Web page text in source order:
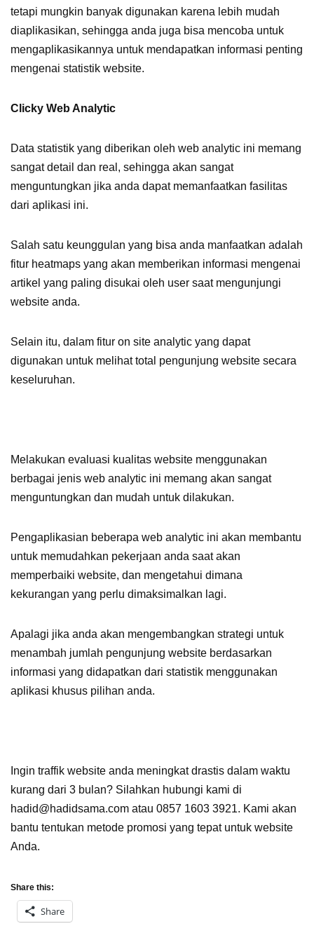
tetapi mungkin banyak digunakan karena lebih mudah
diaplikasikan, sehingga anda juga bisa mencoba untuk
mengaplikasikannya untuk mendapatkan informasi penting
mengenai statistik website.
Clicky Web Analytic
Data statistik yang diberikan oleh web analytic ini memang
sangat detail dan real, sehingga akan sangat
menguntungkan jika anda dapat memanfaatkan fasilitas
dari aplikasi ini.
Salah satu keunggulan yang bisa anda manfaatkan adalah
fitur heatmaps yang akan memberikan informasi mengenai
artikel yang paling disukai oleh user saat mengunjungi
website anda.
Selain itu, dalam fitur on site analytic yang dapat
digunakan untuk melihat total pengunjung website secara
keseluruhan.
Melakukan evaluasi kualitas website menggunakan
berbagai jenis web analytic ini memang akan sangat
menguntungkan dan mudah untuk dilakukan.
Pengaplikasian beberapa web analytic ini akan membantu
untuk memudahkan pekerjaan anda saat akan
memperbaiki website, dan mengetahui dimana
kekurangan yang perlu dimaksimalkan lagi.
Apalagi jika anda akan mengembangkan strategi untuk
menambah jumlah pengunjung website berdasarkan
informasi yang didapatkan dari statistik menggunakan
aplikasi khusus pilihan anda.
Ingin traffik website anda meningkat drastis dalam waktu
kurang dari 3 bulan? Silahkan hubungi kami di
hadid@hadidsama.com atau 0857 1603 3921. Kami akan
bantu tentukan metode promosi yang tepat untuk website
Anda.
Share this:
Share